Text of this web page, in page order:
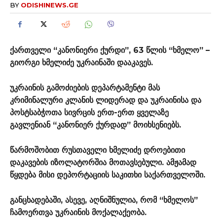
BY ODISHINEWS.GE
ქართველი “კანონიერი ქურდი”, 63 წლის “ხმელო” –
გიორგი ხმელიძე უკრაინაში დააკავეს.
უკრაინის გამოძიების დეპარტამენტი მას
კრიმინალური კლანის ლიდერად და უკრაინისა და
პოსტსაბჭოთა სივრცის ერთ-ერთ ყველაზე
გავლენიან “კანონიერ ქურდად” მოიხსენიებს.
წარმოშობით რუსთაველი ხმელიძე დროებითი
დაკავების იზოლატორშია მოთავსებული. ამჟამად
წყდება მისი დეპორტაციის საკითხი საქართველოში.
განცხადებაში, ასევე, აღნიშნულია, რომ “ხმელოს”
ჩამოერთვა უკრაინის მოქალაქეობა.